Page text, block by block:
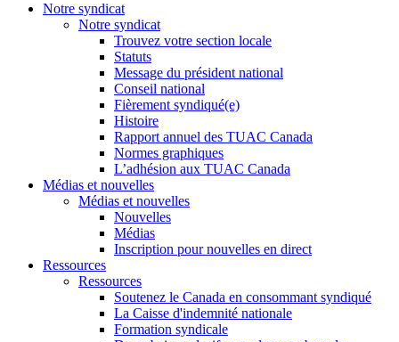
Notre syndicat
Notre syndicat
Trouvez votre section locale
Statuts
Message du président national
Conseil national
Fièrement syndiqué(e)
Histoire
Rapport annuel des TUAC Canada
Normes graphiques
L’adhésion aux TUAC Canada
Médias et nouvelles
Médias et nouvelles
Nouvelles
Médias
Inscription pour nouvelles en direct
Ressources
Ressources
Soutenez le Canada en consommant syndiqué
La Caisse d'indemnité nationale
Formation syndicale